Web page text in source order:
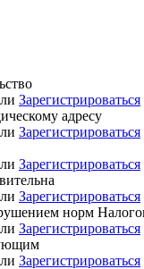
Зарегистрироваться
адресу
Зарегистрироваться
Зарегистрироваться
Зарегистрироваться
норм
Зарегистрироваться
Зарегистрироваться